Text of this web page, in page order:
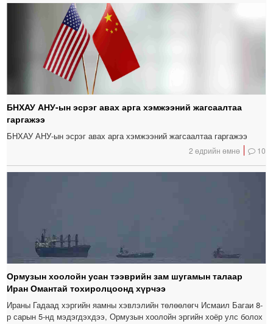
БНХАУ АНУ-ын эсрэг авах арга хэмжээний жагсаалтаа
гаргажээ
БНХАУ АНУ-ын эсрэг авах арга хэмжээний жагсаалтаа гаргажээ
2 өдрийн өмнө 10
Ормузын хоолойн усан тээврийн зам шугамын талаар
Иран Омантай тохиролцоонд хүрчээ
Ираны Гадаад хэргийн яамны хэвлэлийн төлөөлөгч Исмаил Багаи 8-
р сарын 5-нд мэдэгдэхдээ, Ормузын хоолойн эргийн хоёр улс болох